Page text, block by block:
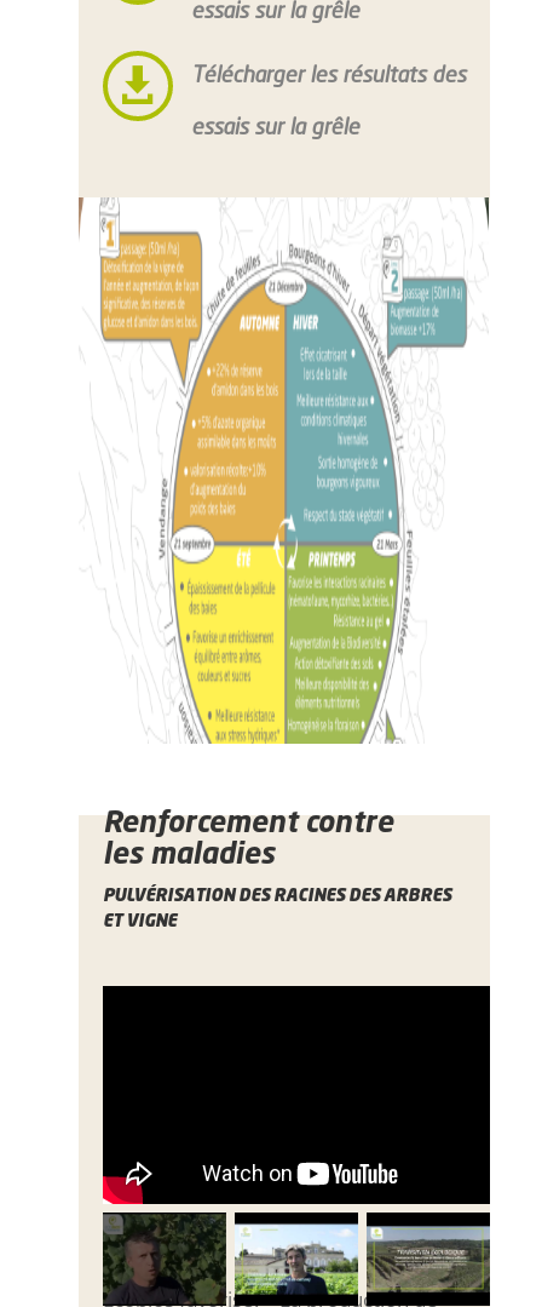
essais sur la grêle
 Télécharger les résultats des
essais sur la grêle
Renforcement contre
les maladies
PULVÉRISATION DES RACINES DES ARBRES
ET VIGNE
Ecobios favorise: – La production de